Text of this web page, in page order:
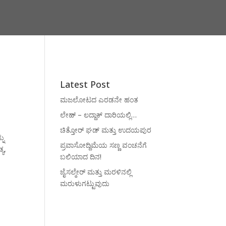
Latest Post
ಮಜಲೋಟದ ಎರಡನೇ ಹಂತ
ಲೇಹ್ – ಲದ್ದಾಕ್ ದಾರಿಯಲ್ಲಿ…
ಚಿತ್ತೋರ್ ಘಡ್ ಮತ್ತು ಉದಯಪುರ
ಪ್ರವಾಸೋದ್ದಿಮೆಯ ಸಣ್ಣ ವಂಚನೆಗೆ
ಬಲಿಯಾದ ದಿನ!
ಜೈಸಲ್ಮೇರ್ ಮತ್ತು ಮರಳಿನಲ್ಲಿ
ಮರುಳುಗಟ್ಟುವುದು